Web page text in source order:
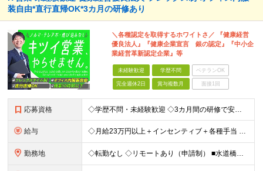
装自由*直行直帰OK*3カ月の研修あり
＼各種認定を取得するホワイトさ／ 『健康経営
優良法人』『健康企業宣言 銀の認定』『中小企
業経営革新認定企業』等
未経験歓迎 学歴不問 ベテランOK
完全週休2日 賞与複数月 面接1回
応募資格 ◇学歴不問・未経験歓迎 ◇3カ月間の研修で安心スタート！ ◇営業/IT業界経験者はより歓迎 【こんな方を歓迎します】 ・IT業界で営業に挑戦したい方 ・チームで協力しながら働きたい方 ・ガツガツしす
給与 ◇月給23万円以上＋インセンティブ＋各種手当 ・残業代と交通費は別途支給 ・退職金や住宅手当など…福利厚生も充実！ 【経験者は経験・スキルに応じて優遇します】 月給25万円以上＋インセンティブ賞与2
勤務地 ◇転勤なし ◇リモートあり（申請制） ■水道橋オフィス／東京都千代田区神田三崎町3-5-9 天翔オフィス水道橋7F ※敷地内全面禁煙